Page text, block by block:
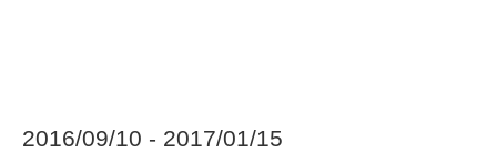
2016/09/10 - 2017/01/15